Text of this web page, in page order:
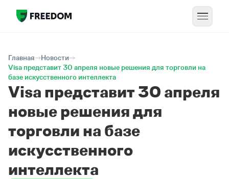
Главная
Новости
Visa представит 30 апреля новые решения для торговли на
базе искусственного интеллекта
Visa представит 30 апреля
новые решения для
торговли на базе
искусственного
интеллекта